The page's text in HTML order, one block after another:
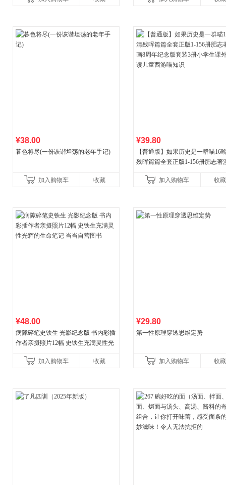
¥38.00
暮色将尽(一份诙谐坦荡的老年手记)
加入购物车 收藏
¥39.80
【普通版】如果历史是一群喵16
残晖篇篇全套正版1-156册肥志著
儿童西游喵知识
加入购物车 收藏
¥48.00
病隙碎笔史铁生 光影纪念版 书内彩插
作者亲摄照片12幅 史铁生充满灵性光
加入购物车
收藏
¥29.80
第一性原理穿透思维定势
加入购物车 收藏